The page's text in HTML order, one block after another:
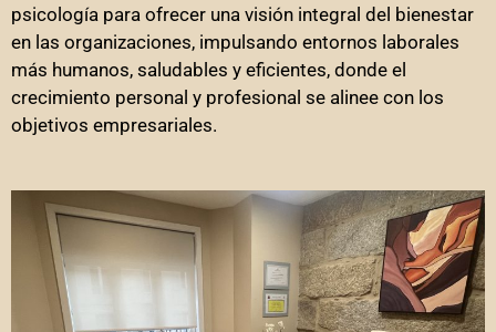
psicología para ofrecer una visión integral del bienestar
en las organizaciones, impulsando entornos laborales
más humanos, saludables y eficientes, donde el
crecimiento personal y profesional se alinee con los
objetivos empresariales.